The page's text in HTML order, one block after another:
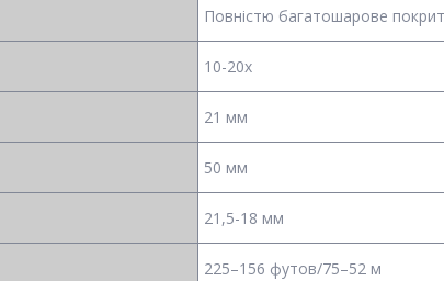
Повністю багатошарове
10-20x
21 мм
50 мм
21,5-18 мм
225–156 футов/75–52 м